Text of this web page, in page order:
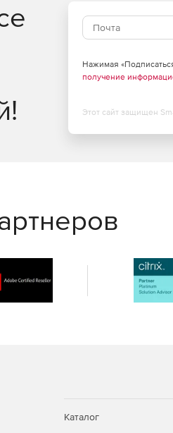
Нажимая
получение
Этот сайт защищен
Каталог